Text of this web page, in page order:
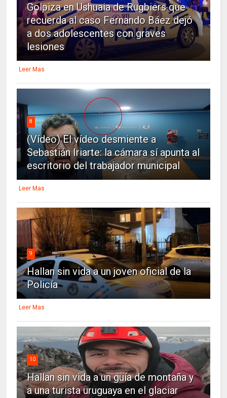
Golpiza en Ushuaia de Rugbiers que
recuerda al caso Fernando Báez dejó
a dos adolescentes con graves
lesiones
Leer Mas
8
(Vídeo) El vídeo desmiente a
Sebastián Iriarte: la cámara sí apunta al
escritorio del trabajador municipal
Leer Mas
9
Hallan sin vida a un joven oficial de la
Policía
Leer Mas
10
Hallan sin vida a un guía de montaña y
a una turista uruguaya en el glaciar